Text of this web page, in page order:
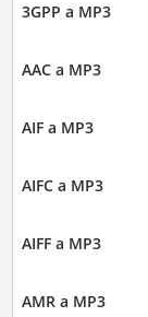
3GPP a MP3
AAC a MP3
AIF a MP3
AIFC a MP3
AIFF a MP3
AMR a MP3